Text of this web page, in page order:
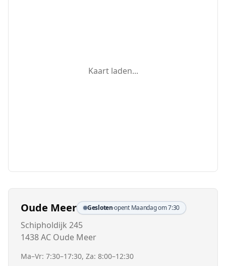
Kaart laden...
Oude Meer Gesloten·opent Maandag om 7:30
Schipholdijk 245
1438 AC Oude Meer
Ma–Vr: 7:30–17:30, Za: 8:00–12:30